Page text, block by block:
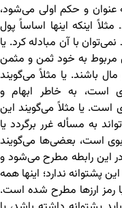
و حکم اولی می‌شود،
اینکه اینها اساساً پول
با آن مبادله کرد. یا
مربوط به خود ثمن و مثمن
باشند. یا مثلاً می‌گویند
است، به خاطر ابهام و
است. یا مثلاً می‌گویند این
به مسأله غرر برگردد یا
است، بعضی‌ها می‌گویند
این رابطه مطرح می‌شود و
پشتوانه ندارد؛ اینها همه
رمز ارزها مطرح شده است.